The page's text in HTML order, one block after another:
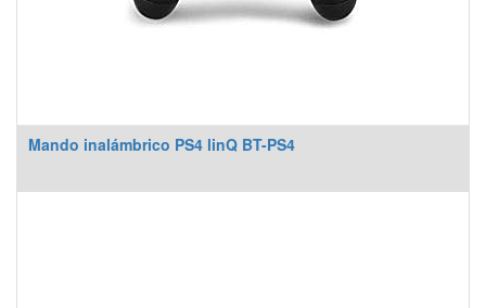
Mando inalámbrico PS4 linQ BT-PS4